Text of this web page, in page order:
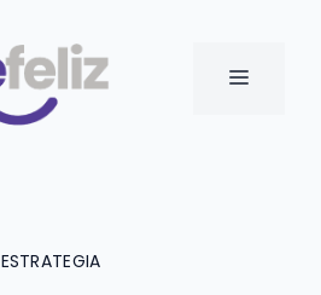
MENÚ
ESTRATEGIA